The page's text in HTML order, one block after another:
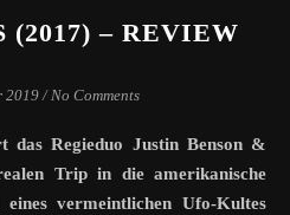
(2017) – REVIEW
2019/ No Comments
Trip in die amerikanische
vermeintlichen Ufo-Kultes